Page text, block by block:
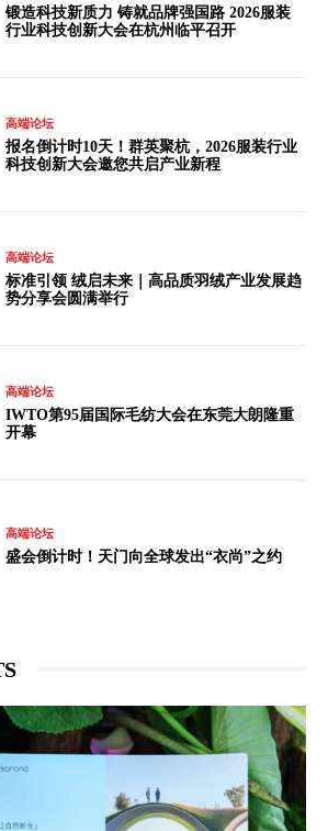
锻造科技新质力 铸就品牌强国路 2026服装
行业科技创新大会在杭州临平召开
高端论坛
报名倒计时10天！群英聚杭，2026服装行业
科技创新大会邀您共启产业新程
高端论坛
标准引领 绒启未来｜高品质羽绒产业发展趋
势分享会圆满举行
高端论坛
IWTO第95届国际毛纺大会在东莞大朗隆重
开幕
高端论坛
盛会倒计时！天门向全球发出“衣尚”之约